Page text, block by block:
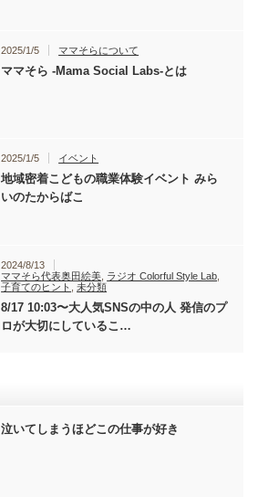
2025/1/5 ママそらについて
ママそら -Mama Social Labs-とは
2025/1/5 イベント
地域密着こどもの職業体験イベント みら
いのたからばこ
2024/8/13
ママそら代表奥田絵美 ラジオ Colorful Style Lab
子育てのヒント
,未分類
8/17 10:03〜大人気SNSの中の人 発信のプ
ロが大切にしているこ…
泣いてしまうほどこの仕事が好き